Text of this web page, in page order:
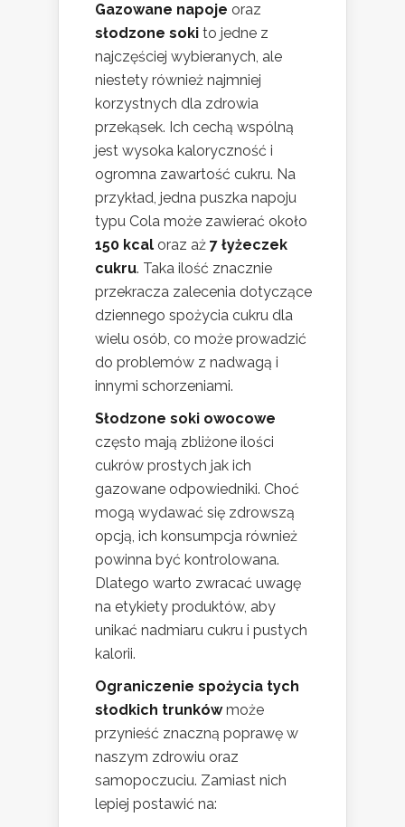
Gazowane napoje oraz
słodzone soki to jedne z
najczęściej wybieranych, ale
niestety również najmniej
korzystnych dla zdrowia
przekąsek. Ich cechą wspólną
jest wysoka kaloryczność i
ogromna zawartość cukru. Na
przykład, jedna puszka napoju
typu Cola może zawierać około
150 kcal oraz aż 7 łyżeczek
cukru. Taka ilość znacznie
przekracza zalecenia dotyczące
dziennego spożycia cukru dla
wielu osób, co może prowadzić
do problemów z nadwagą i
innymi schorzeniami.
Słodzone soki owocowe
często mają zbliżone ilości
cukrów prostych jak ich
gazowane odpowiedniki. Choć
mogą wydawać się zdrowszą
opcją, ich konsumpcja również
powinna być kontrolowana.
Dlatego warto zwracać uwagę
na etykiety produktów, aby
unikać nadmiaru cukru i pustych
kalorii.
Ograniczenie spożycia tych
słodkich trunkówmoże
przynieść znaczną poprawę w
naszym zdrowiu oraz
samopoczuciu. Zamiast nich
lepiej postawić na: